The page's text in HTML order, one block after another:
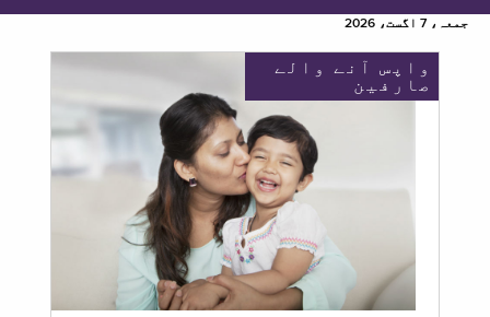
جمعہ، 7 اگست، 2026
واپس آنے والے
صارفین